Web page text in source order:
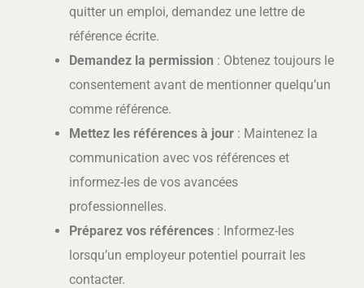
quitter un emploi, demandez une lettre de
référence écrite.
Demandez la permission : Obtenez toujours le
consentement avant de mentionner quelqu’un
comme référence.
Mettez les références à jour : Maintenez la
communication avec vos références et
informez-les de vos avancées
professionnelles.
Préparez vos références : Informez-les
lorsqu’un employeur potentiel pourrait les
contacter.